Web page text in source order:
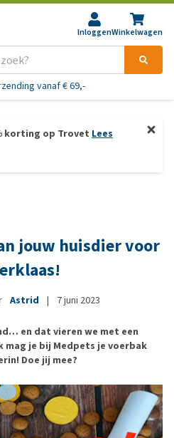
InloggenWinkelwagen
vanaf € 69,-
korting op Trovet Lees
jouw huisdier voor
Astrid | 7 juni 2023
en dat vieren we met een
mag je bij Medpets je voerbak
Doe jij mee?